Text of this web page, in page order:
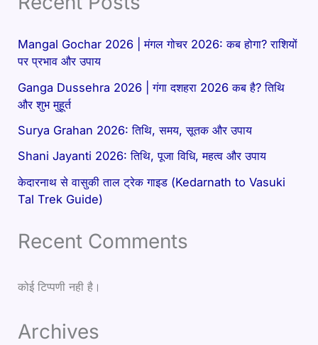
Mangal Gochar 2026 | मंगल गोचर 2026: कब होगा? राशियों
पर प्रभाव और उपाय
Ganga Dussehra 2026 | गंगा दशहरा 2026 कब है? तिथि
और शुभ मुहूर्त
Surya Grahan 2026: तिथि, समय, सूतक और उपाय
Shani Jayanti 2026: तिथि, पूजा विधि, महत्व और उपाय
केदारनाथ से वासुकी ताल ट्रेक गाइड (Kedarnath to Vasuki
Tal Trek Guide)
Recent Comments
कोई टिप्पणी नही है।
Archives